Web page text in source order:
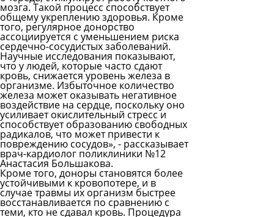
мозга. Такой процесс способствует
общему укреплению здоровья. Кроме
того, регулярное донорство
ассоциируется с уменьшением риска
сердечно-сосудистых заболеваний.
Научные исследования показывают,
что у людей, которые часто сдают
кровь, снижается уровень железа в
организме. Избыточное количество
железа может оказывать негативное
воздействие на сердце, поскольку оно
усиливает окислительный стресс и
способствует образованию свободных
радикалов, что может привести к
повреждению сосудов», - рассказывает
врач-кардиолог поликлиники №12
Анастасия Большакова.
Кроме того, доноры становятся более
устойчивыми к кровопотере, и в
случае травмы их организм быстрее
восстанавливается по сравнению с
теми, кто не сдавал кровь. Процедура